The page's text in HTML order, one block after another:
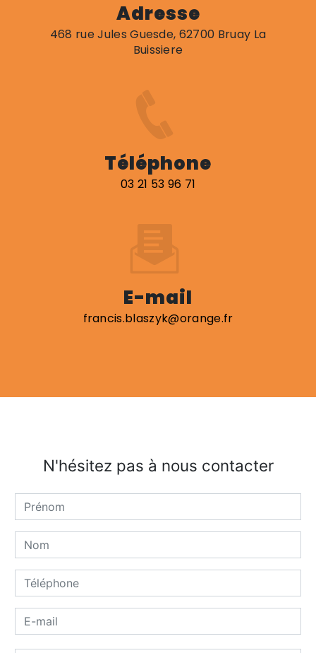
Adresse
468 rue Jules Guesde, 62700 Bruay La
Buissiere
Téléphone
03 21 53 96 71
E-mail
francis.blaszyk@orange.fr
N'hésitez pas à nous contacter